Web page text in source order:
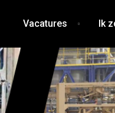
Vacatures Ik